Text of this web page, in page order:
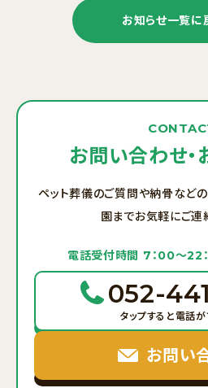
お知らせ一覧に
お問い合わせ・
ペット葬儀のご質問や納骨など
園までお気軽にご連
電話受付時間 7：00〜
052-
タップすると電話が
お問い